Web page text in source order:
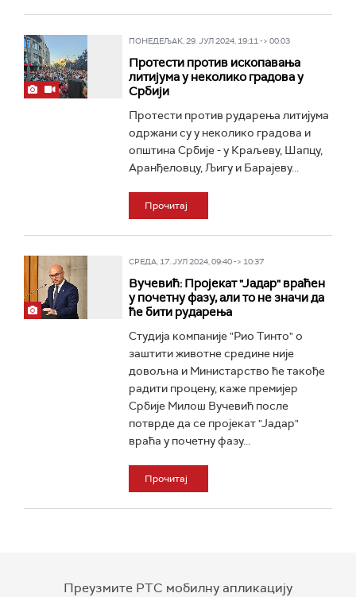
ПОНЕДЕЉАК, 29. ЈУЛ 2024, 19:11 -> 00:03
Протести против ископавања
литијума у неколико градова у
Србији
Протести против рударења литијума
одржани су у неколико градова и
општина Србије - у Краљеву, Шапцу,
Аранђеловцу, Љигу и Барајеву...
Прочитај
СРЕДА, 17. ЈУЛ 2024, 09:40 -> 10:37
Вучевић: Пројекат "Јадар" враћен
у почетну фазу, али то не значи да
ће бити рударења
Студија компаније "Рио Тинто" о
заштити животне средине није
довољна и Министарство ће такође
радити процену, каже премијер
Србије Милош Вучевић после
потврде да се пројекат "Јадар"
враћа у почетну фазу...
Прочитај
Преузмите РТС мобилну апликацију